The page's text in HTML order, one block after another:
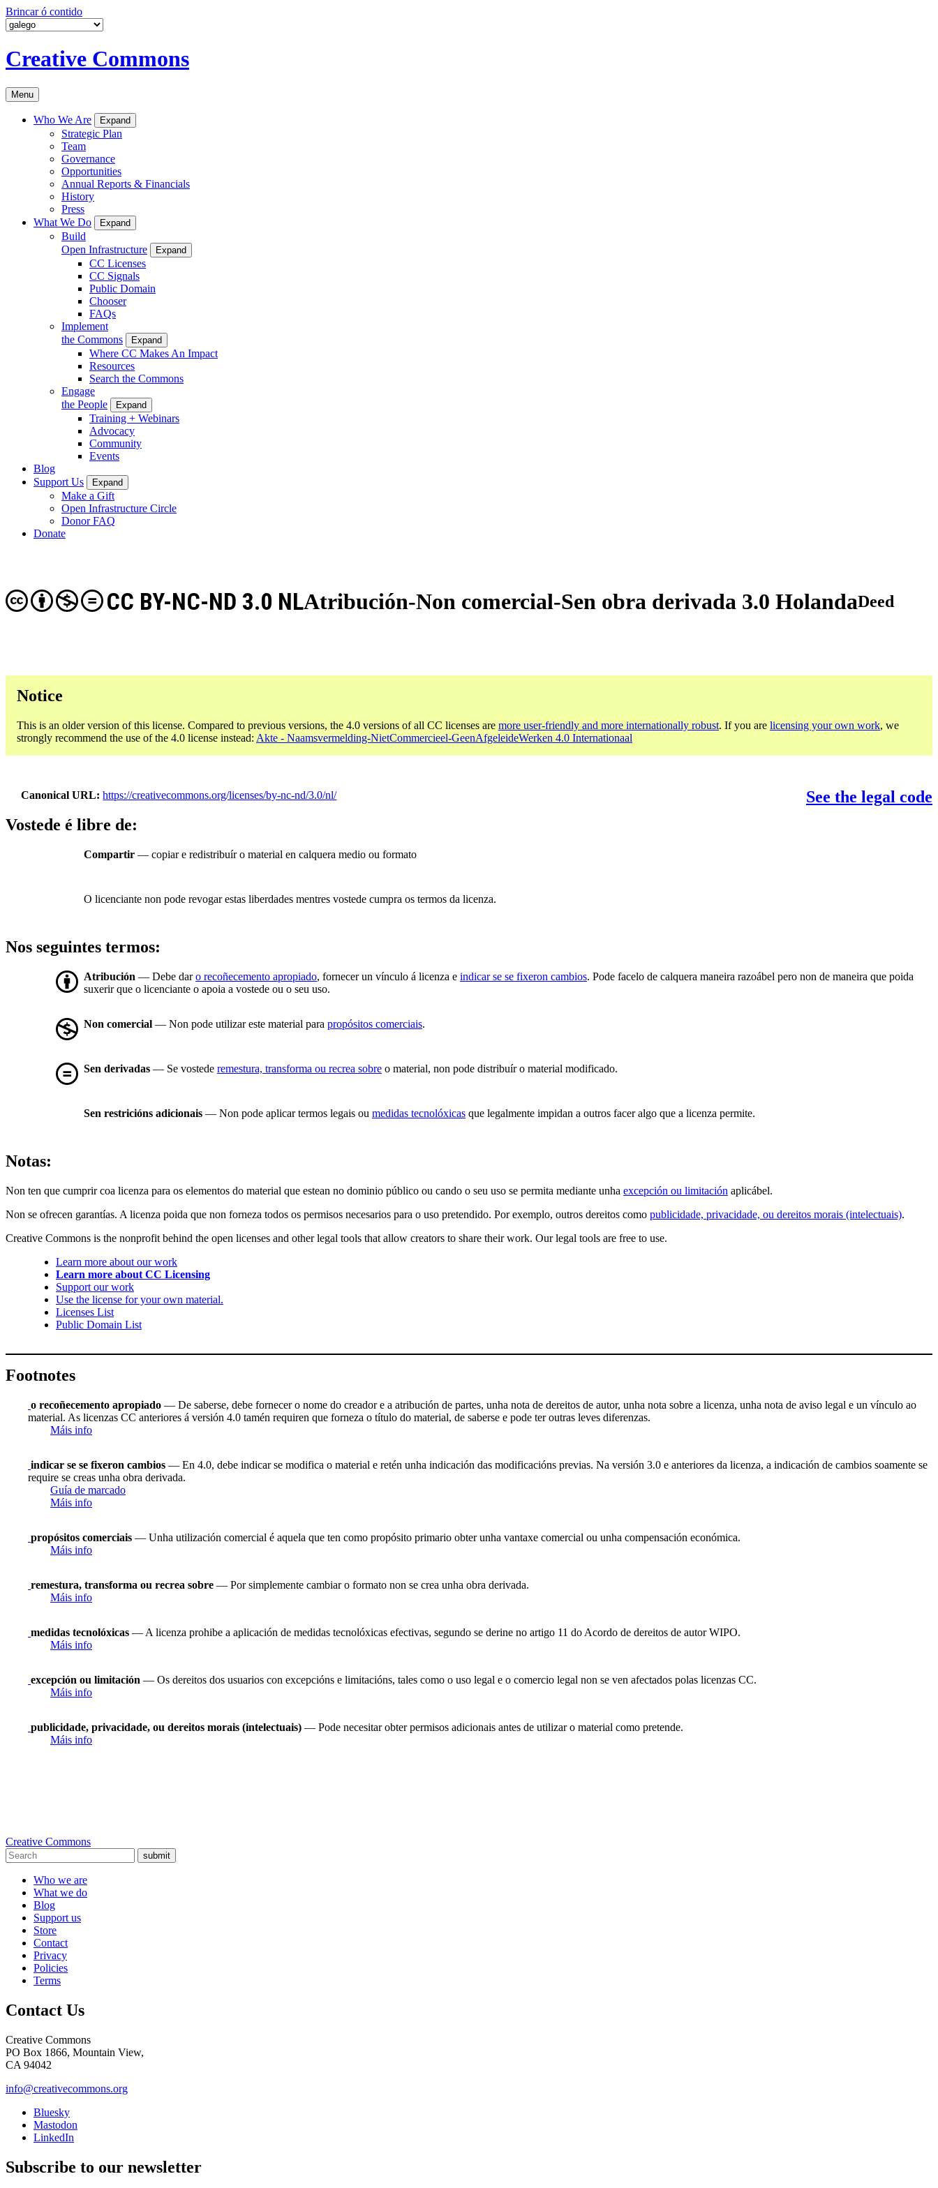
Brincar ó contido
Creative Commons
Menu
Who We Are Expand
Strategic Plan
Team
Governance
Opportunities
Annual Reports & Financials
History
Press
What We Do
Expand
Build
Open Infrastructure
Expand
CC Licenses
CC Signals
Public Domain
Chooser
FAQs
Implement
the Commons
Expand
Where CC Makes An Impact
Resources
Search the Commons
Engage
the People
Expand
Training + Webinars
Advocacy
Community
Events
Blog
Support Us
Expand
Make a Gift
Open Infrastructure Circle
Donor FAQ
Donate
Atribución-Non comercial-Sen obra derivada 3.0 Holanda
CC BY-NC-ND 3.0 NL Deed
Notice
This is an older version of this license. Compared to previous versions, the 4.0 versions of all CC licenses are more user-friendly and more internationally robust. If you are licensing your own work, we
strongly recommend the use of the 4.0 license instead: Akte - Naamsvermelding-NietCommercieel-GeenAfgeleideWerken 4.0 Internationaal
Canonical URL https://creativecommons.org/licenses/by-nc-nd/3.0/nl/
See the legal code
Vostede é libre de:
Compartir — copiar e redistribuír o material en calquera medio ou formato
O licenciante non pode revogar estas liberdades mentres vostede cumpra os termos da licenza.
Nos seguintes termos:
Atribución — Debe daro recoñecemento apropiado, fornecer un vínculo á licenza e indicar se se fixeron cambios. Pode facelo de calquera maneira razoábel pero non de maneira que poida
suxerir que o licenciante o apoia a vostede ou o seu uso.
Non comercial — Non pode utilizar este material para propósitos comerciais.
Sen derivadas — Se vostede remestura, transforma ou recrea sobre o material, non pode distribuír o material modificado.
Sen restricións adicionais — Non pode aplicar termos legais ou medidas tecnolóxicas que legalmente impidan a outros facer algo que a licenza permite.
Notas:
Non ten que cumprir coa licenza para os elementos do material que estean no dominio público ou cando o seu uso se permita mediante unha excepción ou limitación aplicábel.
Non se ofrecen garantías. A licenza poida que non forneza todos os permisos necesarios para o uso pretendido. Por exemplo, outros dereitos como publicidade, privacidade, ou dereitos morais (intelectuais).
Creative Commons is the nonprofit behind the open licenses and other legal tools that allow creators to share their work. Our legal tools are free to use.
Learn more about our work
Learn more about CC Licensing
Support our work
Use the license for your own material.
Licenses List
Public Domain List
Footnotes
o recoñecemento apropiado — De saberse, debe fornecer o nome do creador e a atribución de partes, unha nota de dereitos de autor, unha nota sobre a licenza, unha nota de aviso legal e un vínculo ao
material. As licenzas CC anteriores á versión 4.0 tamén requiren que forneza o título do material, de saberse e pode ter outras leves diferenzas.
Máis info
indicar se se fixeron cambios — En 4.0, debe indicar se modifica o material e retén unha indicación das modificacións previas. Na versión 3.0 e anteriores da licenza, a indicación de cambios soamente se
require se creas unha obra derivada.
Guía de marcado
Máis info
propósitos comerciais — Unha utilización comercial é aquela que ten como propósito primario obter unha vantaxe comercial ou unha compensación económica.
Máis info
remestura, transforma ou recrea sobre — Por simplemente cambiar o formato non se crea unha obra derivada.
Máis info
medidas tecnolóxicas — A licenza prohibe a aplicación de medidas tecnolóxicas efectivas, segundo se derine no artigo 11 do Acordo de dereitos de autor WIPO.
Máis info
excepción ou limitación — Os dereitos dos usuarios con excepcións e limitacións, tales como o uso legal e o comercio legal non se ven afectados polas licenzas CC.
Máis info
publicidade, privacidade, ou dereitos morais (intelectuais) — Pode necesitar obter permisos adicionais antes de utilizar o material como pretende.
Máis info
Creative Commons
submit
Who we are
What we do
Blog
Support us
Store
Contact
Privacy
Policies
Terms
Contact Us
Creative Commons
PO Box 1866, Mountain View,
CA 94042
info@creativecommons.org
Bluesky
Mastodon
LinkedIn
Subscribe to our newsletter